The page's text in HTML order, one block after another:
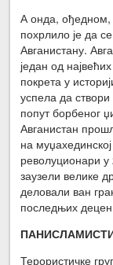
А онда, ођедном,
похрлило је да
Авганистану.
један од
покрета у
успела да
попут борбеног
Авганистан
на
револуционари у
заузели велике
деловали ван
последњих
Терористичке